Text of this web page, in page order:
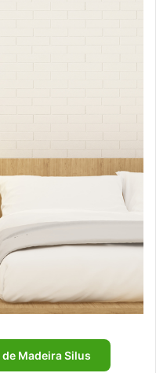
Madeira Silus